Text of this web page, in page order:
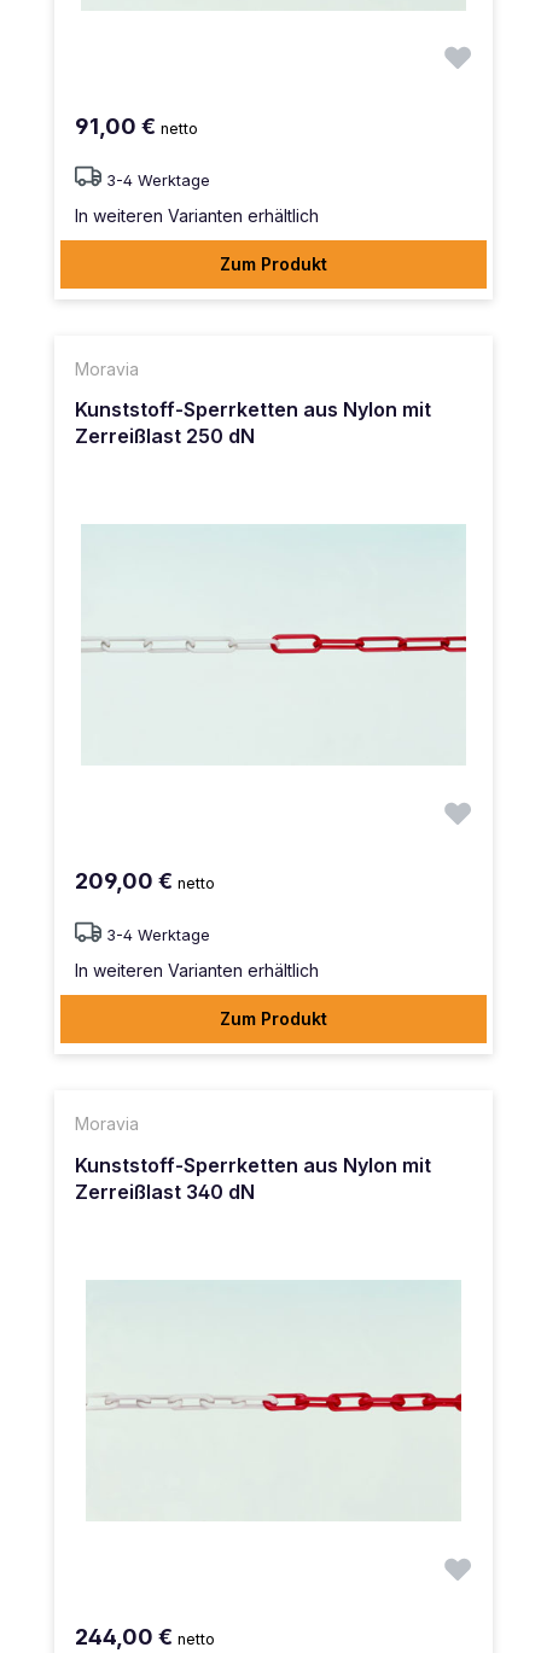
91,00 € netto
3-4 Werktage
In weiteren Varianten erhältlich
Zum Produkt
Moravia
Kunststoff-Sperrketten aus Nylon mit
Zerreißlast 250 dN
209,00 € netto
3-4 Werktage
In weiteren Varianten erhältlich
Zum Produkt
Moravia
Kunststoff-Sperrketten aus Nylon mit
Zerreißlast 340 dN
244,00 € netto